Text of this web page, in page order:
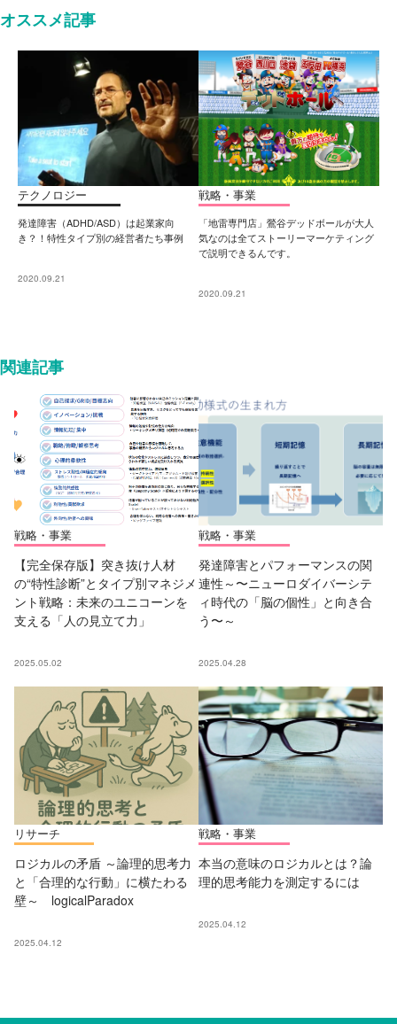
オススメ記事
テクノロジー
発達障害（ADHD/ASD）は起業家向
き？！特性タイプ別の経営者たち事例
2020.09.21
戦略・事業
「地雷専門店」鶯谷デッドボールが大人
気なのは全てストーリーマーケティング
で説明できるんです。
2020.09.21
関連記事
戦略・事業
【完全保存版】突き抜け人材
の“特性診断”とタイプ別マネジメ
ント戦略：未来のユニコーンを
支える「人の見立て力」
2025.05.02
戦略・事業
発達障害とパフォーマンスの関
連性～〜ニューロダイバーシテ
ィ時代の「脳の個性」と向き合
う〜～
2025.04.28
リサーチ
ロジカルの矛盾 ～論理的思考力
と「合理的な行動」に横たわる
壁～ logicalParadox
2025.04.12
戦略・事業
本当の意味のロジカルとは？論
理的思考能力を測定するには
2025.04.12